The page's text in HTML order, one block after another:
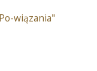
wiązania"